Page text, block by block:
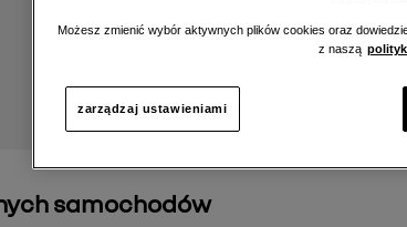
samochodów
Możesz zmienić wybór aktywnych plików cookies oraz
z naszą
zarządzaj ustawieniami